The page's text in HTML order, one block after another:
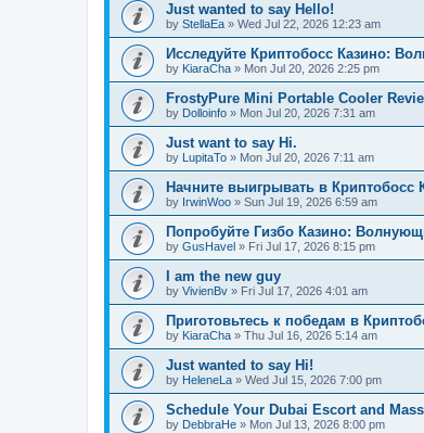
Just wanted to say Hello!
by StellaEa » Wed Jul 22, 2026 12:23 am
Исследуйте Криптобосс Казино:
by KiaraCha » Mon Jul 20, 2026 2:25 pm
FrostyPure Mini Portable Cooler
by Dolloinfo » Mon Jul 20, 2026 7:31 am
Just want to say Hi.
by LupitaTo » Mon Jul 20, 2026 7:11 am
Начните выигрывать в
by IrwinWoo » Sun Jul 19, 2026 6:59 am
Попробуйте Гизбо Казино:
by GusHavel » Fri Jul 17, 2026 8:15 pm
I am the new guy
by VivienBv » Fri Jul 17, 2026 4:01 am
Приготовьтесь к победам в
by KiaraCha » Thu Jul 16, 2026 5:14 am
Just wanted to say Hi!
by HeleneLa » Wed Jul 15, 2026 7:00 pm
Schedule Your Dubai Escort and
by DebbraHe » Mon Jul 13, 2026 8:00 pm